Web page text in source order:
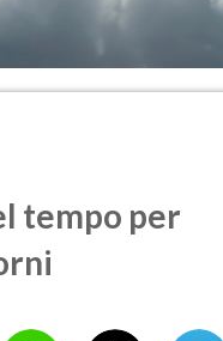
tempo per